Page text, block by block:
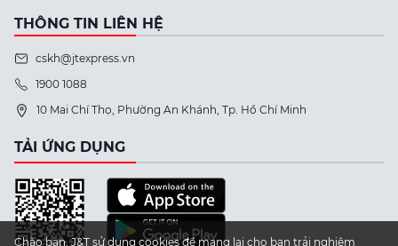
THÔNG TIN LIÊN HỆ
cskh@jtexpress.vn
1900 1088
10 Mai Chí Thọ, Phường An Khánh, Tp. Hồ Chí Minh
TẢI ỨNG DỤNG
Chào bạn, J&T sử dụng cookies để mang lại cho bạn trải nghiệm